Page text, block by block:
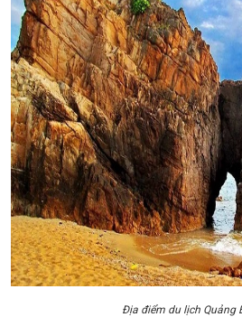
Địa điểm du lịch Quảng